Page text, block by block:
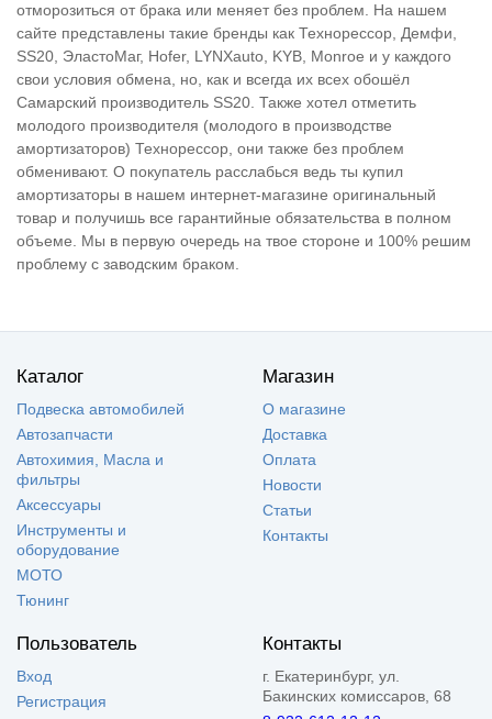
отморозиться от брака или меняет без проблем. На нашем
сайте представлены такие бренды как Технорессор, Демфи,
SS20, ЭластоМаг, Hofer, LYNXauto, KYB, Monroe и у каждого
свои условия обмена, но, как и всегда их всех обошёл
Самарский производитель SS20. Также хотел отметить
молодого производителя (молодого в производстве
амортизаторов) Технорессор, они также без проблем
обменивают. О покупатель расслабься ведь ты купил
амортизаторы в нашем интернет-магазине оригинальный
товар и получишь все гарантийные обязательства в полном
объеме. Мы в первую очередь на твое стороне и 100% решим
проблему с заводским браком.
Каталог
Подвеска автомобилей
Автозапчасти
Автохимия, Масла и
фильтры
Аксессуары
Инструменты и
оборудование
МОТО
Тюнинг
Магазин
О магазине
Доставка
Оплата
Новости
Статьи
Контакты
Пользователь
Вход
Регистрация
Контакты
г. Екатеринбург, ул.
Бакинских комиссаров, 68